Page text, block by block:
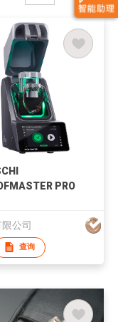
PRO
公司
查询